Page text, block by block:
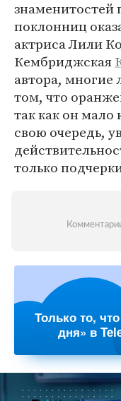
знаменитостей
поклонниц
актриса Лили
Кембриджская
автора,
том, что
так как он
свою очередь,
только
Только то,
дня» в